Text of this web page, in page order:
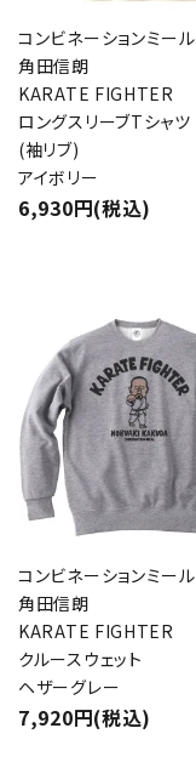
コンビネーションミール
角田信朗
KARATE FIGHTER
ロングスリーブTシャツ
(袖リブ)
アイボリー
6,930円(税込)
コンビネーションミール
角田信朗
KARATE FIGHTER
クルースウェット
ヘザーグレー
7,920円(税込)